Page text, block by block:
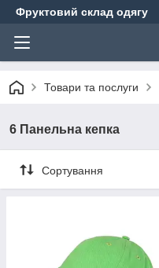
Фруктовий склад одягу
Товари та послуги
6 Панельна кепка
Сортування